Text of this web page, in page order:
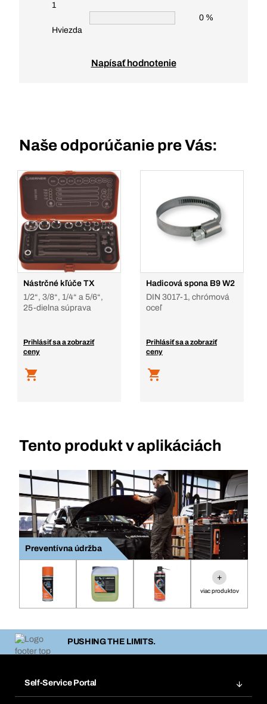
1
Hviezda
0 %
Napísať hodnotenie
Naše odporúčanie pre Vás:
Nástrčné kľúče TX
1/2“, 3/8“, 1/4“ a 5/6“,
25-dielna súprava
Prihlásiť sa a zobraziť
ceny
Hadicová spona B9 W2
DIN 3017-1, chrómová
oceľ
Prihlásiť sa a zobraziť
ceny
Tento produkt v aplikáciách
Preventívna údržba
+
viac produktov
PUSHING THE LIMITS.
Self-Service Portal